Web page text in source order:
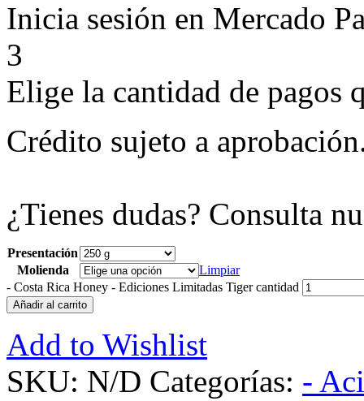
Inicia sesión en Mercado
3
Elige la cantidad de pagos
Crédito sujeto a
¿Tienes dudas? Consulta
Presentación
Molienda
Limpiar
- Costa Rica Honey - Ediciones Limitadas Tiger cantidad
Añadir al carrito
Add to Wishlist
SKU: N/D Categorías: -